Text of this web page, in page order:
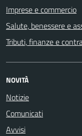
Imprese e commercio
Salute, benessere e
Tributi, finanze e
NOVITÀ
Notizie
Comunicati
Avvisi